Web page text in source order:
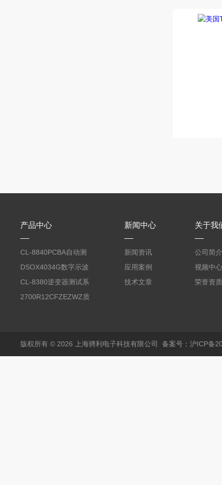
产品中心
CL-8840PCBA自动测
试台系统
DSOX4034G数字示波
器
CL-8380逆变器测试系
统台
2700R12CFZEZWZ质
新闻中心
新闻资讯
应用案例
技术文章
关于我
公司简介
视频中心
荣誉资质
版权所有 © 2026 上海骋利电子科技有限公司 备案号：沪ICP备